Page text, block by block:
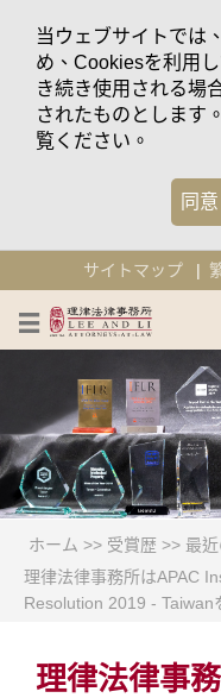
当ウェブサイトでは
め、Cookiesを利用
き続き使用される場
されたものとします
覧ください。
同
サイトマップ
ホーム >> 受賞歴 >> 最
理律法律事務所はAPAC
Resolution 2019 - Taiwan
理律法律事